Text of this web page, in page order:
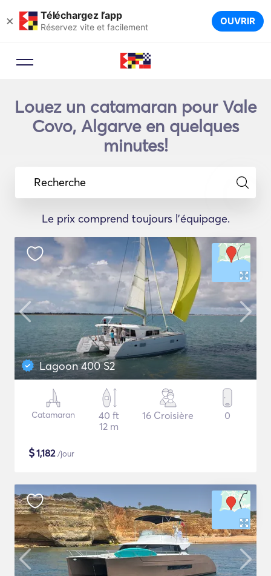
× Téléchargez l’app
Réservez vite et facilement OUVRIR
Louez un catamaran pour Vale
Covo, Algarve en quelques
minutes!
Recherche
Le prix comprend toujours l'équipage.
Lagoon 400 S2
Catamaran
40 ft
12 m
16 Croisière 0
$1,182/jour